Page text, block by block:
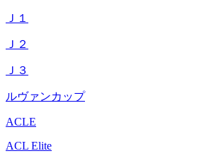
Ｊ１
Ｊ２
Ｊ３
ルヴァンカップ
ACLE
ACL Elite